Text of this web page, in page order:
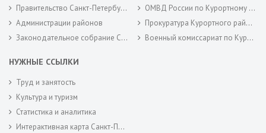
Правительство Санкт-Петербурга
Администрации районов
Законодательное собрание Санкт-Петербурга
ОМВД России по Курортному району
Прокуратура Курортного района
Военный комиссариат по Курортному районам города Санкт-Петербурга
НУЖНЫЕ ССЫЛКИ
Труд и занятость
Культура и туризм
Статистика и аналитика
Интерактивная карта Санкт-Петербурга